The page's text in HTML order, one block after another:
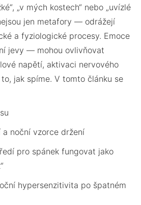
„v mých kostech“ nebo „uvízlé
jen metafory — odrážejí
a fyziologické procesy. Emoce
jevy — mohou ovlivňovat
napětí, aktivaci nervového
jak spíme. V tomto článku se
a noční vzorce držení
pro spánek fungovat jako
hypersenzitivita po špatném